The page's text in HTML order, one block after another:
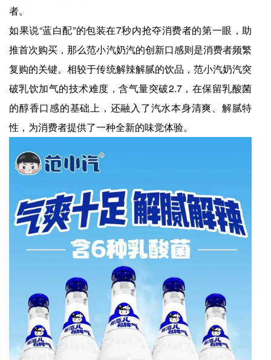
者。
如果说“蓝白配”的包装在7秒内抢夺消费者的第一眼，助
推首次购买，那么范小汽奶汽的创新口感则是消费者频繁
复购的关键。相较于传统解辣解腻的饮品，范小汽奶汽突
破乳饮加气的技术难度，含气量突破2.7，在保留乳酸菌
的醇香口感的基础上，还融入了汽水本身清爽、解腻特
性，为消费者提供了一种全新的味觉体验。